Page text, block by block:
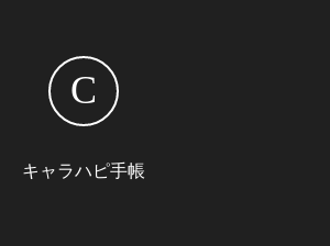
C
キャラハピ手帳